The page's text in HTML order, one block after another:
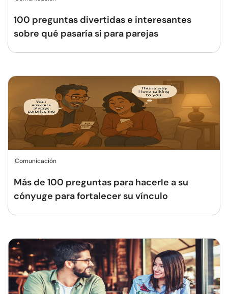
100 preguntas divertidas e interesantes
sobre qué pasaría si para parejas
Comunicación
Más de 100 preguntas para hacerle a su
cónyuge para fortalecer su vínculo